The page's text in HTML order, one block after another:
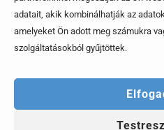
adatait, akik kombinálhatják az
amelyeket Ön adott meg számukra
szolgáltatásokból gyűjtöttek.
Érdekel, elolvasom